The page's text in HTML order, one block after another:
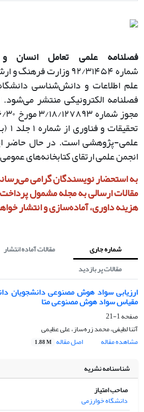
فصلنامه علمی تعامل انسان و
شماره۹۲/۳۱۴۵۴وزارت فرهنگ و
علم اطلاعات و دانش‌شناسی
فصلنامه الکترونیکی منتشر
مجوز شماره۳/۱۸/۱۲۷۸۹۳مورخ
تحقیقات و فناوری از شماره۱جلد ۱ (
علمی-پژوهشی است. در حال حاضر
انجمن علمی ارتقای کتابخانه‌های
هزینه داوری، آماده‌سازی و انتشار
شماره جاری
مقالات آماده انتشار
مقالات پر بازدید
ارزیابی سواد هوش مصنوعی دانشجویان
مقیاس سواد هوش مصنوعی متا
صفحه1-21
آتنا لطیفی، محمد زره‌ساز، علی عظیمی
مشاهده مقاله
اصل مقاله 1.88 M
شناسنامه نشریه
صاحب امتیاز
دانشگاه خوارزمی